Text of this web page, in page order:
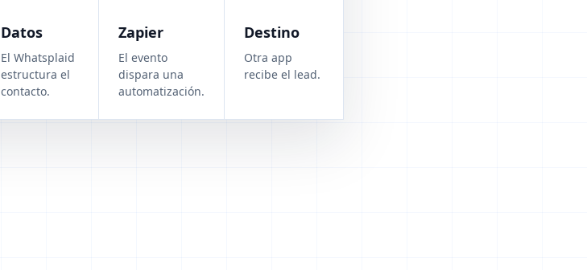
Datos
El Whatsplaid
estructura el
contacto.
Zapier
El evento
dispara una
automatización.
Destino
Otra app
recibe el lead.